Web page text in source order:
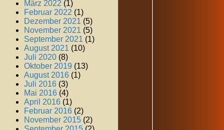
März 2022 (1)
Februar 2022 (1)
Dezember 2021 (5)
November 2021 (5)
September 2021 (1)
August 2021 (10)
Juli 2020 (8)
Oktober 2019 (13)
August 2016 (1)
Juli 2016 (3)
Mai 2016 (4)
April 2016 (1)
Februar 2016 (2)
November 2015 (2)